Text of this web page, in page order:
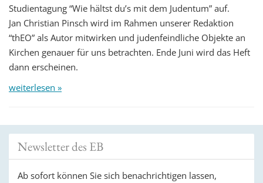
Studientagung “Wie hältst du’s mit dem Judentum” auf.
Jan Christian Pinsch wird im Rahmen unserer Redaktion
“thEO” als Autor mitwirken und judenfeindliche Objekte an
Kirchen genauer für uns betrachten. Ende Juni wird das Heft
dann erscheinen.
weiterlesen »
Newsletter des EB
Ab sofort können Sie sich benachrichtigen lassen,